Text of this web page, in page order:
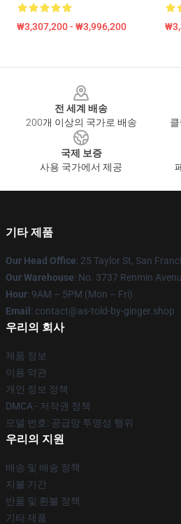
₩3,307,200 - ₩3,996,200
전 세계 배송
200개 이상의 국가로 배송
국제 보증
사용 국가에서 제공
기타 제품
Our Head Office: 25 Taylor St, San
Our Warehouse: No. 3737 Renmin
Hour: 9AM – 5PM (Mon – Fri)
Email : contact@as-told-by-ginger.shop
우리의 회사
제품 정보
이용 약관
개인 정보 정책
DMCA - 저작권 정책
모델 번호: 공급망 투명성 행위
우리의 지원
배송 및 배송 정책
지불 기간
반품 및 환불 정책
기타 제품